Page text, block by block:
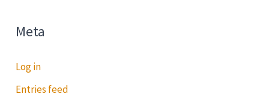
Meta
Log in
Entries feed